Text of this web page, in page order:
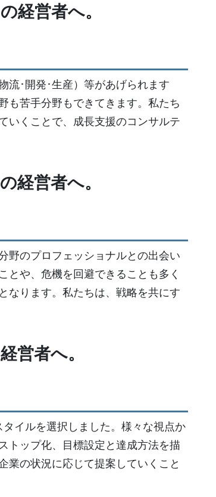
経営者へ。
流･開発･生産）等があげられます
も苦手分野もできてきます。私たち
いくことで、成長支援のコンサルテ
経営者へ。
野のプロフェッショナルとの出会い
とや、危機を回避できることも多く
なります。私たちは、戦略を共にす
営者へ。
イルを選択しました。様々な視点か
トップ化、目標設定と達成方法を描
業の状況に応じて提案していくこと